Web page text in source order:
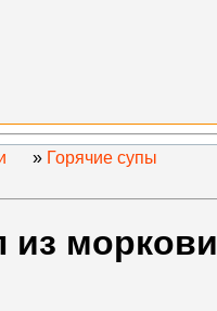
» Горячие супы
из моркови